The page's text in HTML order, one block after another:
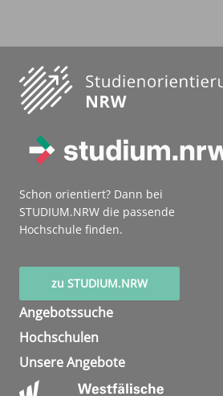
Schon orientiert? Dann bei
STUDIUM.NRW die passende
Hochschule finden.
zu STUDIUM.NRW
Angebotssuche
Hochschulen
Unsere Angebote